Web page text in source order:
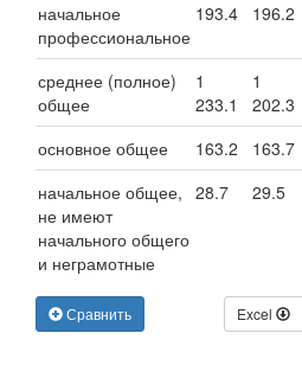
начальное
профессиональное
193.4 196.2
среднее (полное)
общее
1
233.1
1
202.3
основное общее
163.2 163.7
начальное общее,
не имеют
начального общего
и неграмотные
28.7 29.5
Сравнить Excel